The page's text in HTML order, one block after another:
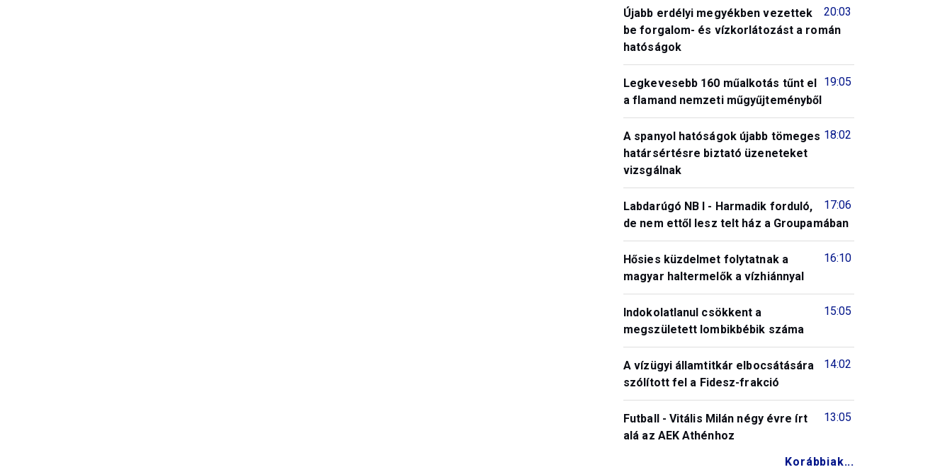
20:03
Újabb erdélyi megyékben vezettek
be forgalom- és vízkorlátozást a román
hatóságok
19:05
Legkevesebb 160 műalkotás tűnt el
a flamand nemzeti műgyűjteményből
18:02
A spanyol hatóságok újabb tömeges
határsértésre biztató üzeneteket
vizsgálnak
17:06
Labdarúgó NB I - Harmadik forduló,
de nem ettől lesz telt ház a Groupamában
16:10
Hősies küzdelmet folytatnak a
magyar haltermelők a vízhiánnyal
15:05
Indokolatlanul csökkent a
megszületett lombikbébik száma
14:02
A vízügyi államtitkár elbocsátására
szólított fel a Fidesz-frakció
13:05
Futball - Vitális Milán négy évre írt
alá az AEK Athénhoz
Korábbiak...